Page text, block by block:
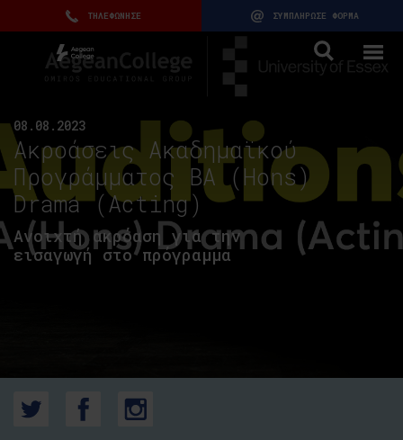
ΤΗΛΕΦΩΝΗΣΕ ΣΥΜΠΛΗΡΩΣΕ ΦΟΡΜΑ
08.08.2023
Ακροάσεις Ακαδημαϊκού
Προγράμματος BA (Hons)
Drama (Acting)
Ανοιχτή ακρόαση για την
εισαγωγή στο πρόγραμμα